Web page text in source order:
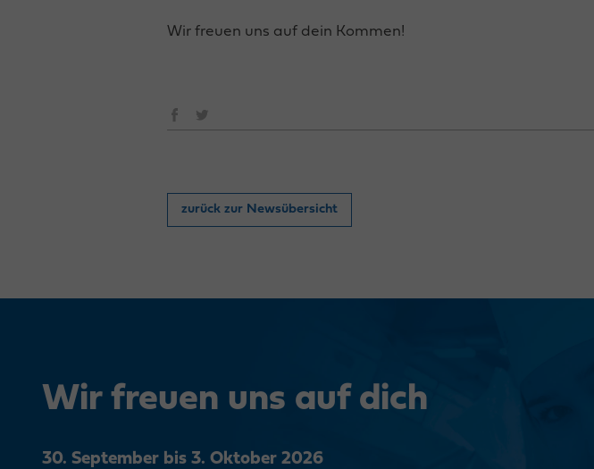
Wir freuen uns auf dein Kommen!
zurück zur Newsübersicht
Wir freuen uns auf dich
30. September bis 3. Oktober 2026